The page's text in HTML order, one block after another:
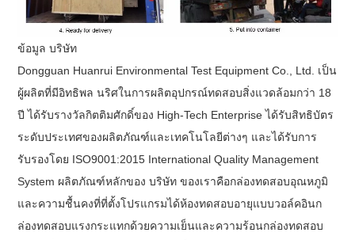
ข้อมูล บริษัท
Dongguan Huanrui Environmental Test Equipment Co., Ltd. เป็น
ผู้ผลิตที่มีอิทธิพล นริศในการผลิตอุปกรณ์ทดสอบสิ่งแวดล้อมกว่า 18
ปี ได้รับรางวัลกิตติมศักดิ์ของ High-Tech Enterprise ได้รับสิทธิบัตร
ระดับประเทศของผลิตภัณฑ์และเทคโนโลยีต่างๆ และได้รับการ
รับรองโดย ISO9001:2015 International Quality Management
System ผลิตภัณฑ์หลักของ บริษัท ของเราคือกล่องทดสอบอุณหภูมิ
และความชื้นคงที่ที่ตั้งโปรแกรมได้ห้องทดสอบอายุแบบวอล์คอินก
ล่องทดสอบแรงกระแทกด้วยความเย็นและความร้อนกล่องทดสอบ